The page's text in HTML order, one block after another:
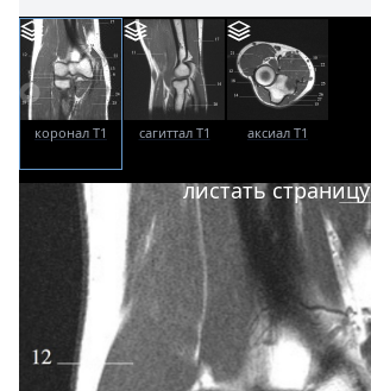
коронал T1 сагиттал T1 аксиал T1
листать страницу